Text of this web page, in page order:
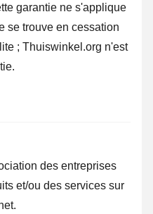
garantie ne s'applique
se trouve en cessation
; Thuiswinkel.org n'est
des entreprises
et/ou des services sur